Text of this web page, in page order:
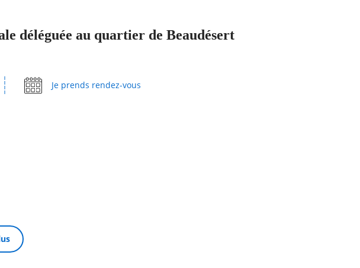
déléguée au quartier de Beaudésert
Je prends rendez-vous